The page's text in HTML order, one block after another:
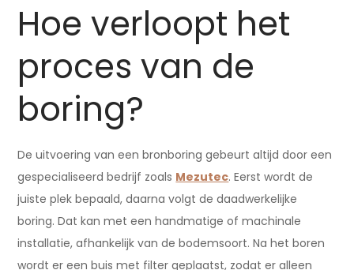
Hoe verloopt het
proces van de
boring?
De uitvoering van een bronboring gebeurt altijd door een
gespecialiseerd bedrijf zoals Mezutec. Eerst wordt de
juiste plek bepaald, daarna volgt de daadwerkelijke
boring. Dat kan met een handmatige of machinale
installatie, afhankelijk van de bodemsoort. Na het boren
wordt er een buis met filter geplaatst, zodat er alleen